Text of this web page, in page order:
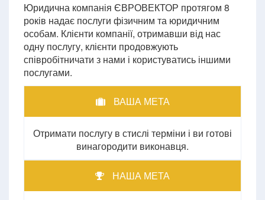
Юридична компанія ЄВРОВЕКТОР протягом 8
років надає послуги фізичним та юридичним
особам. Клієнти компанії, отримавши від нас
одну послугу, клієнти продовжують
співробітничати з нами і користуватись іншими
послугами.
ВАША МЕТА
Отримати послугу в стислі терміни і ви готові
винагородити виконавця.
НАША МЕТА